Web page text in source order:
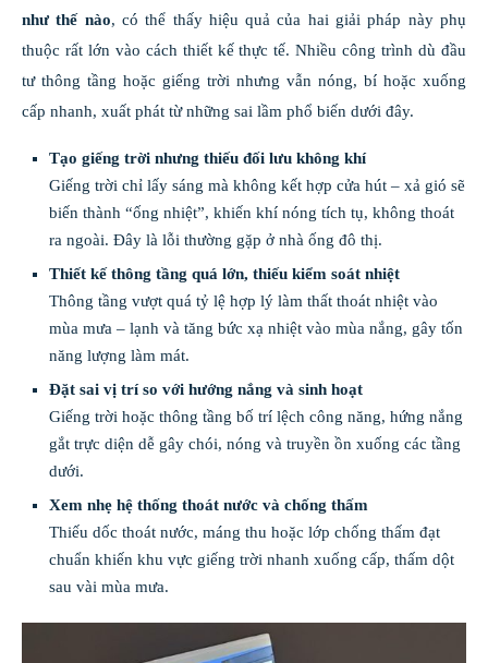
như thế nào, có thể thấy hiệu quả của hai giải pháp này phụ
thuộc rất lớn vào cách thiết kế thực tế. Nhiều công trình dù đầu
tư thông tầng hoặc giếng trời nhưng vẫn nóng, bí hoặc xuống
cấp nhanh, xuất phát từ những sai lầm phổ biến dưới đây.
Tạo giếng trời nhưng thiếu đối lưu không khí
Giếng trời chỉ lấy sáng mà không kết hợp cửa hút – xả gió sẽ
biến thành “ống nhiệt”, khiến khí nóng tích tụ, không thoát
ra ngoài. Đây là lỗi thường gặp ở nhà ống đô thị.
Thiết kế thông tầng quá lớn, thiếu kiểm soát nhiệt
Thông tầng vượt quá tỷ lệ hợp lý làm thất thoát nhiệt vào
mùa mưa – lạnh và tăng bức xạ nhiệt vào mùa nắng, gây tốn
năng lượng làm mát.
Đặt sai vị trí so với hướng nắng và sinh hoạt
Giếng trời hoặc thông tầng bố trí lệch công năng, hứng nắng
gắt trực diện dễ gây chói, nóng và truyền ồn xuống các tầng
dưới.
Xem nhẹ hệ thống thoát nước và chống thấm
Thiếu dốc thoát nước, máng thu hoặc lớp chống thấm đạt
chuẩn khiến khu vực giếng trời nhanh xuống cấp, thấm dột
sau vài mùa mưa.